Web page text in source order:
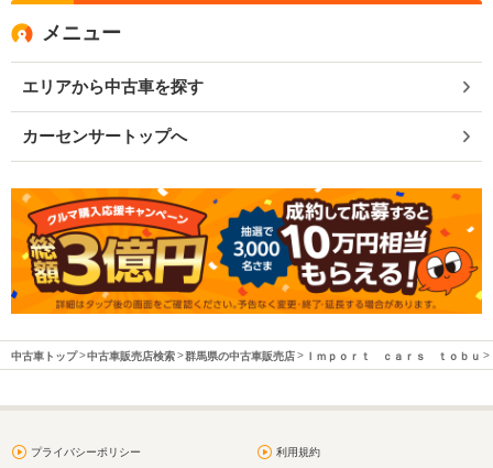
メニュー
エリアから中古車を探す
カーセンサートップへ
中古車トップ 中古車販売店検索 群馬県の中古車販売店 Ｉｍｐｏｒｔ ｃａｒｓ ｔｏｂｕ
プライバシーポリシー 利用規約